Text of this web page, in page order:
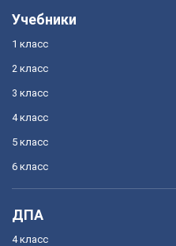
Учебники
1 класс
2 класс
3 класс
4 класс
5 класс
6 класс
ДПА
4 класс